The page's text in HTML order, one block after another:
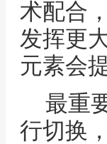
术配合
发挥更
元素会
最重
行切换